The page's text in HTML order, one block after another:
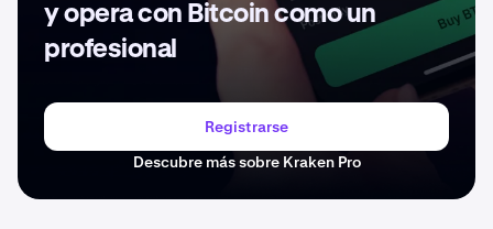
y opera con Bitcoin como un
profesional
Registrarse
Descubre más sobre Kraken Pro